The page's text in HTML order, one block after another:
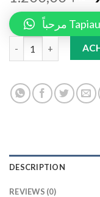
Double Tapis 9D
DESCRIPTION
REVIEWS (0)